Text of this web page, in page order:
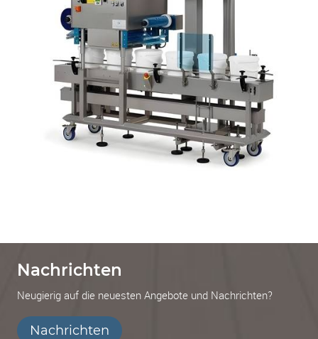
Nachrichten
Neugierig auf die neuesten Angebote und Nachrichten?
Nachrichten